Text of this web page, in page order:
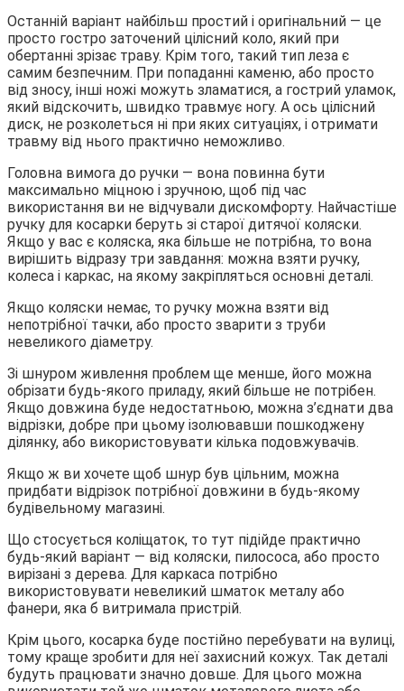
Останній варіант найбільш простий і оригінальний — це
просто гостро заточений цілісний коло, який при
обертанні зрізає траву. Крім того, такий тип леза є
самим безпечним. При попаданні каменю, або просто
від зносу, інші ножі можуть зламатися, а гострий уламок,
який відскочить, швидко травмує ногу. А ось цілісний
диск, не розколеться ні при яких ситуаціях, і отримати
травму від нього практично неможливо.
Головна вимога до ручки — вона повинна бути
максимально міцною і зручною, щоб під час
використання ви не відчували дискомфорту. Найчастіше
ручку для косарки беруть зі старої дитячої коляски.
Якщо у вас є коляска, яка більше не потрібна, то вона
вирішить відразу три завдання: можна взяти ручку,
колеса і каркас, на якому закріпляться основні деталі.
Якщо коляски немає, то ручку можна взяти від
непотрібної тачки, або просто зварити з труби
невеликого діаметру.
Зі шнуром живлення проблем ще менше, його можна
обрізати будь-якого приладу, який більше не потрібен.
Якщо довжина буде недостатньою, можна з’єднати два
відрізки, добре при цьому ізолювавши пошкоджену
ділянку, або використовувати кілька подовжувачів.
Якщо ж ви хочете щоб шнур був цільним, можна
придбати відрізок потрібної довжини в будь-якому
будівельному магазині.
Що стосується коліщаток, то тут підійде практично
будь-який варіант — від коляски, пилососа, або просто
вирізані з дерева. Для каркаса потрібно
використовувати невеликий шматок металу або
фанери, яка б витримала пристрій.
Крім цього, косарка буде постійно перебувати на вулиці,
тому краще зробити для неї захисний кожух. Так деталі
будуть працювати значно довше. Для цього можна